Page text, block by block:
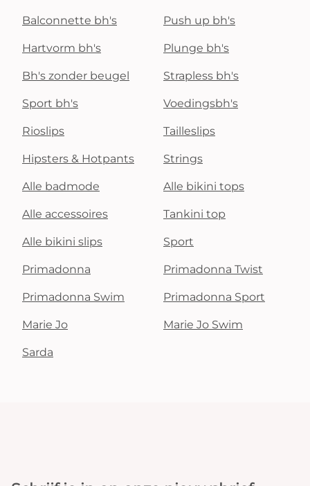
Balconnette bh's Push up bh's
Hartvorm bh's Plunge bh's
Bh's zonder beugel Strapless bh's
Sport bh's Voedingsbh's
Rioslips Tailleslips
Hipsters & Hotpants Strings
Alle badmode Alle bikini tops
Alle accessoires Tankini top
Alle bikini slips Sport
Primadonna Primadonna Twist
Primadonna Swim Primadonna Sport
Marie Jo Marie Jo Swim
Sarda